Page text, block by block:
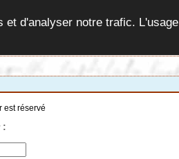
et d'analyser notre trafic. L'usage
est réservé
: